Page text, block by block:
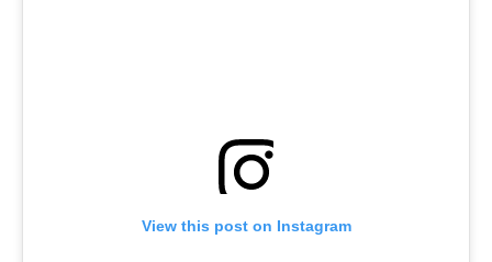
View this post on Instagram